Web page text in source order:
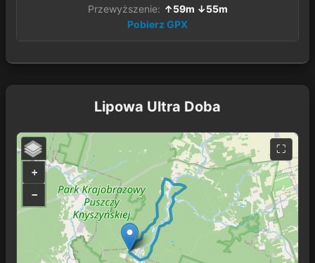
Przewyższenie: ↑59m ↓55m
Pobierz GPX
Lipowa Ultra Doba
+
−